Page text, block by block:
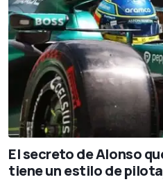
El secreto de Alonso
tiene un estilo de